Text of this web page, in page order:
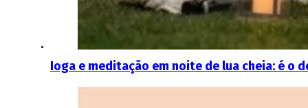
Ioga e meditação em noite de lua cheia: é o